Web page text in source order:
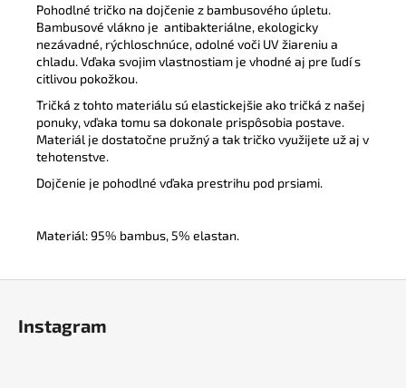
Pohodlné tričko na dojčenie z bambusového úpletu.
Bambusové vlákno je antibakteriálne, ekologicky
nezávadné, rýchloschnúce, odolné voči UV žiareniu a
chladu. Vďaka svojim vlastnostiam je vhodné aj pre ľudí s
citlivou pokožkou.
Tričká z tohto materiálu sú elastickejšie ako tričká z našej
ponuky, vďaka tomu sa dokonale prispôsobia postave.
Materiál je dostatočne pružný a tak tričko využijete už aj v
tehotenstve.
Dojčenie je pohodlné vďaka prestrihu pod prsiami.
Materiál: 95% bambus, 5% elastan.
Instagram